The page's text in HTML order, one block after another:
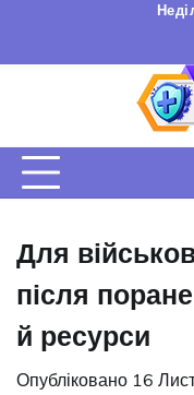
вмісту
Для
після
й ресурси
Опубліковано 16